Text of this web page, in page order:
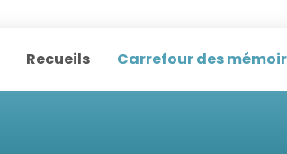
Recueils Carrefour des